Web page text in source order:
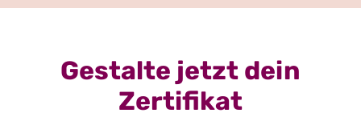
Gestalte jetzt dein
Zertifikat